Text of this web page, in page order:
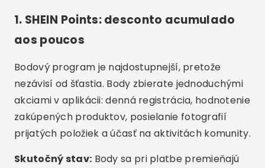
1. SHEIN Points: desconto acumulado
aos poucos
Bodový program je najdostupnejší, pretože
nezávisí od šťastia. Body zbierate jednoduchými
akciami v aplikácii: denná registrácia, hodnotenie
zakúpených produktov, posielanie fotografií
prijatých položiek a účasť na aktivitách komunity.
Skutočný stav: Body sa pri platbe premieňajú